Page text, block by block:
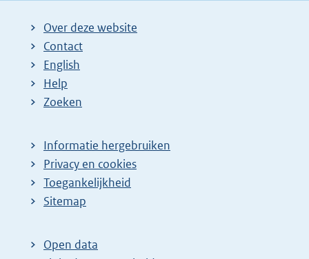
Over deze website
Contact
English
Help
Zoeken
Informatie hergebruiken
Privacy en cookies
Toegankelijkheid
Sitemap
Open data